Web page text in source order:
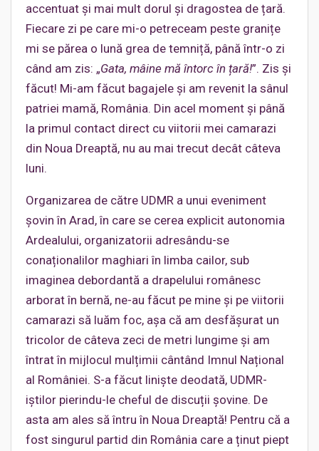
accentuat și mai mult dorul și dragostea de țară.
Fiecare zi pe care mi-o petreceam peste granițe
mi se părea o lună grea de temniță, până într-o zi
când am zis: „Gata, mâine mă întorc în țară!”. Zis și
făcut! Mi-am făcut bagajele și am revenit la sânul
patriei mamă, România. Din acel moment și până
la primul contact direct cu viitorii mei camarazi
din Noua Dreaptă, nu au mai trecut decât câteva
luni.
Organizarea de către UDMR a unui eveniment
șovin în Arad, în care se cerea explicit autonomia
Ardealului, organizatorii adresându-se
conaționalilor maghiari în limba cailor, sub
imaginea debordantă a drapelului românesc
arborat în bernă, ne-au făcut pe mine și pe viitorii
camarazi să luăm foc, așa că am desfășurat un
tricolor de câteva zeci de metri lungime și am
întrat în mijlocul mulțimii cântând Imnul Național
al României. S-a făcut liniște deodată, UDMR-
iștilor pierindu-le cheful de discuții șovine. De
asta am ales să întru în Noua Dreaptă! Pentru că a
fost singurul partid din România care a ținut piept